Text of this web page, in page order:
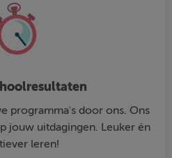
programma's door ons. Ons
jouw uitdagingen. Leuker én
leren!